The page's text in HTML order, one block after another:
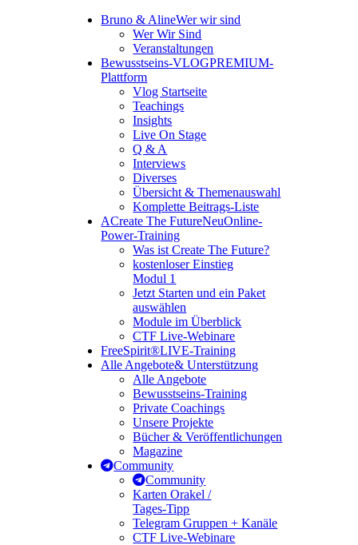
Bruno & AlineWer wir sind
Wer Wir Sind
Veranstaltungen
Bewusstseins-VLOGPREMIUM-
Plattform
Vlog Startseite
Teachings
Insights
Live On Stage
Q & A
Interviews
Diverses
Übersicht & Themenauswahl
Komplette Beitrags-Liste
ACreate The FutureNeuOnline-
Power-Training
Was ist Create The Future?
kostenloser Einstieg
Modul 1
Jetzt Starten und ein Paket
auswählen
Module im Überblick
CTF Live-Webinare
FreeSpirit®LIVE-Training
Alle Angebote& Unterstützung
Alle Angebote
Bewusstseins-Training
Private Coachings
Unsere Projekte
Bücher & Veröffentlichungen
Magazine
Community
Community
Karten Orakel /
Tages-Tipp
Telegram Gruppen + Kanäle
CTF Live-Webinare